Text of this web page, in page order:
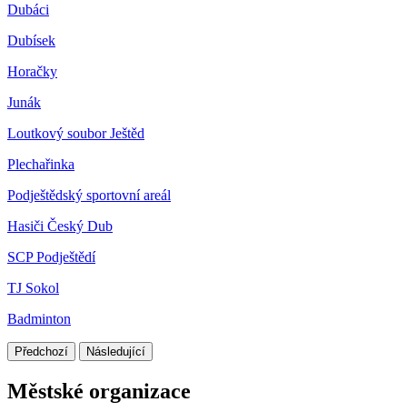
Dubáci
Dubísek
Horačky
Junák
Loutkový soubor Ještěd
Plechařinka
Podještědský sportovní areál
Hasiči Český Dub
SCP Podještědí
TJ Sokol
Badminton
Předchozí Následující
Městské organizace